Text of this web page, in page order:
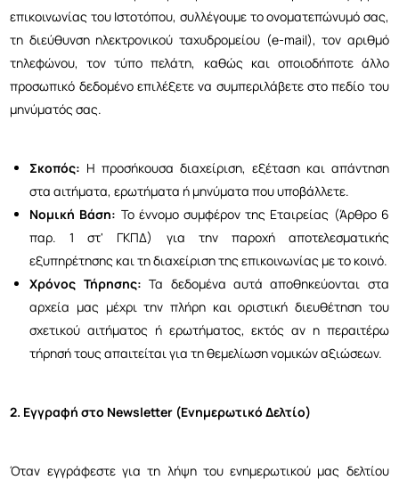
επικοινωνίας του Ιστοτόπου, συλλέγουμε το ονοματεπώνυμό σας,
τη διεύθυνση ηλεκτρονικού ταχυδρομείου (e-mail), τον αριθμό
τηλεφώνου, τον τύπο πελάτη, καθώς και οποιοδήποτε άλλο
προσωπικό δεδομένο επιλέξετε να συμπεριλάβετε στο πεδίο του
μηνύματός σας.
Σκοπός: Η προσήκουσα διαχείριση, εξέταση και απάντηση
στα αιτήματα, ερωτήματα ή μηνύματα που υποβάλλετε.
Νομική Βάση: Το έννομο συμφέρον της Εταιρείας (Άρθρο 6
παρ. 1 στ' ΓΚΠΔ) για την παροχή αποτελεσματικής
εξυπηρέτησης και τη διαχείριση της επικοινωνίας με το κοινό.
Χρόνος Τήρησης: Τα δεδομένα αυτά αποθηκεύονται στα
αρχεία μας μέχρι την πλήρη και οριστική διευθέτηση του
σχετικού αιτήματος ή ερωτήματος, εκτός αν η περαιτέρω
τήρησή τους απαιτείται για τη θεμελίωση νομικών αξιώσεων.
2. Εγγραφή στο Newsletter (Ενημερωτικό Δελτίο)
Όταν εγγράφεστε για τη λήψη του ενημερωτικού μας δελτίου